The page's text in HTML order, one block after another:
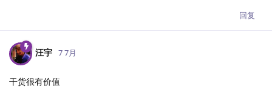
回复
汪宇 7 7月
干货很有价值